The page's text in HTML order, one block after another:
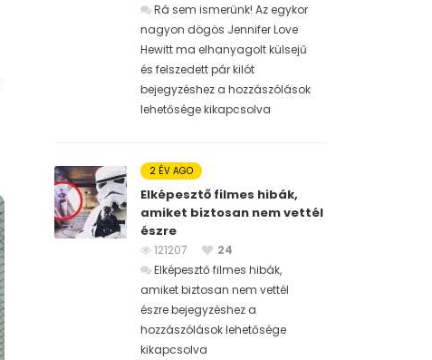
Rá sem ismerünk! Az egykor
nagyon dögös Jennifer Love
Hewitt ma elhanyagolt külsejű
és felszedett pár kilót
bejegyzéshez a hozzászólások
lehetősége kikapcsolva
2 ÉV AGO
Elképesztő filmes hibák,
amiket biztosan nem vettél
észre
121207
24
Elképesztő filmes hibák,
amiket biztosan nem vettél
észre bejegyzéshez a
hozzászólások lehetősége
kikapcsolva